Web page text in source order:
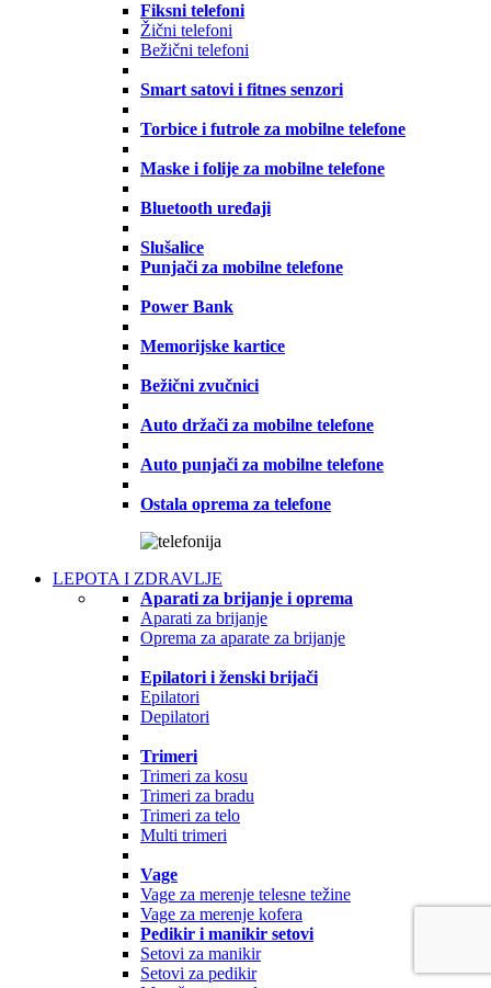
Fiksni telefoni
Žični telefoni
Bežični telefoni
Smart satovi i fitnes senzori
Torbice i futrole za mobilne telefone
Maske i folije za mobilne telefone
Bluetooth uređaji
Slušalice
Punjači za mobilne telefone
Power Bank
Memorijske kartice
Bežični zvučnici
Auto držači za mobilne telefone
Auto punjači za mobilne telefone
Ostala oprema za telefone
LEPOTA I ZDRAVLJE
Aparati za brijanje i oprema
Aparati za brijanje
Oprema za aparate za brijanje
Epilatori i ženski brijači
Epilatori
Depilatori
Trimeri
Trimeri za kosu
Trimeri za bradu
Trimeri za telo
Multi trimeri
Vage
Vage za merenje telesne težine
Vage za merenje kofera
Pedikir i manikir setovi
Setovi za manikir
Setovi za pedikir